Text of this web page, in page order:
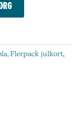
,Flerpack julkort,